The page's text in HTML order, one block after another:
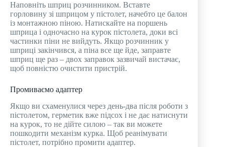
Наповніть шприц розчинником. Вставте
горловину зі шприцом у пістолет, начебто це балон
із монтажною піною. Натискайте на поршень
шприца і одночасно на курок пістолета, доки всі
частинки піни не вийдуть. Якщо розчинник у
шприці закінчився, а піна все ще йде, заправте
шприц ще раз – двох заправок зазвичай вистачає,
щоб повністю очистити пристрій.
Промиваємо адаптер
Якщо ви схаменулися через день-два після роботи з
пістолетом, герметик вже підсох і не дає натиснути
на курок, то не дійте силою – так ви можете
пошкодити механізм курка. Щоб реанімувати
пістолет, потрібно промити адаптер.